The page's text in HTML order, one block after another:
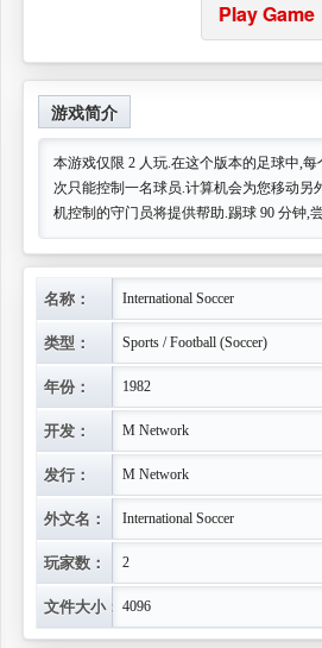
Play Game
游戏简介
本游戏仅限 2 人玩.在这个版本的足球中,
次只能控制一名球员.计算机会为您移动另
机控制的守门员将提供帮助.踢球 90 分钟,
名称： International Soccer
类型： Sports / Football (Soccer)
年份： 1982
开发： M Network
发行： M Network
外文名： International Soccer
玩家数： 2
文件大小： 4096